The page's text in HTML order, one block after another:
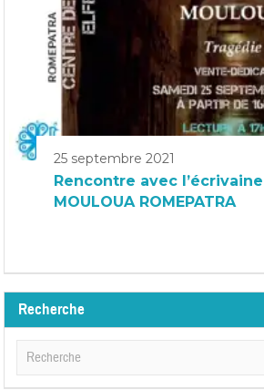
25 septembre 2021
Rencontre avec l’écrivaine
MOULOUA ROMEPATRA
Recherche